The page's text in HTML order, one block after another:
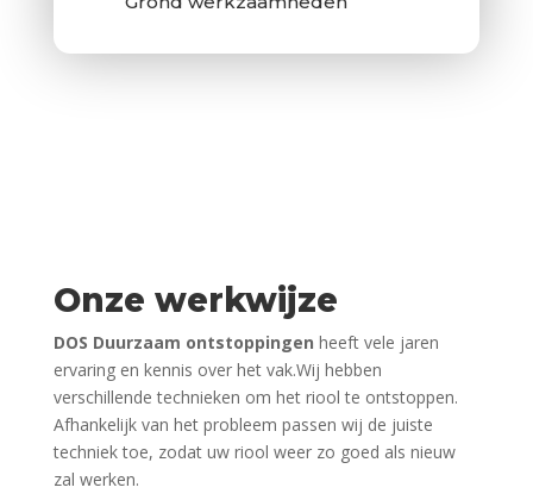
Onze werkwijze
DOS Duurzaam ontstoppingen heeft vele jaren
ervaring en kennis over het vak.Wij hebben
verschillende technieken om het riool te ontstoppen.
Afhankelijk van het probleem passen wij de juiste
techniek toe, zodat uw riool weer zo goed als nieuw
zal werken.